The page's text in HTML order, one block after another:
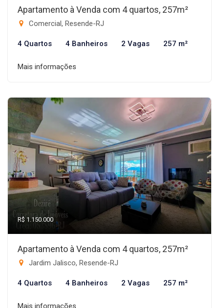
Apartamento à Venda com 4 quartos, 257m²
Comercial, Resende-RJ
4 Quartos 4 Banheiros 2 Vagas 257 m²
Mais informações
R$ 1.150.000
Apartamento à Venda com 4 quartos, 257m²
Jardim Jalisco, Resende-RJ
4 Quartos 4 Banheiros 2 Vagas 257 m²
Mais informações